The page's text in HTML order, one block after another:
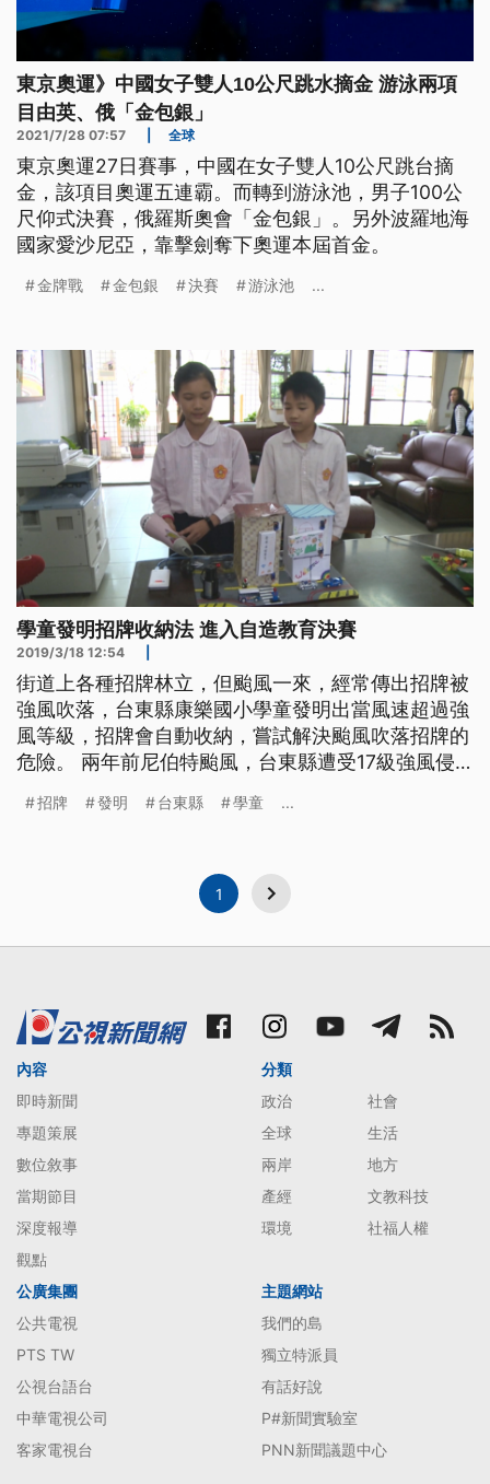
東京奧運》中國女子雙人10公尺跳水摘金 游泳兩項
目由英、俄「金包銀」
2021/7/28 07:57 全球
東京奧運27日賽事，中國在女子雙人10公尺跳台摘
金，該項目奧運五連霸。而轉到游泳池，男子100公
尺仰式決賽，俄羅斯奧會「金包銀」。另外波羅地海
國家愛沙尼亞，靠擊劍奪下奧運本屆首金。
金牌戰 金包銀 決賽 游泳池 ...
學童發明招牌收納法 進入自造教育決賽
2019/3/18 12:54
街道上各種招牌林立，但颱風一來，經常傳出招牌被
強風吹落，台東縣康樂國小學童發明出當風速超過強
風等級，招牌會自動收納，嘗試解決颱風吹落招牌的
危險。 兩年前尼伯特颱風，台東縣遭受17級強風侵
目驚心，幸好當時沒有造成民眾傷亡。 要解決招牌
明一種招牌防災裝置，利用測風速
招牌 發明 台東縣 學童 ...
1
內容
即時新聞
專題策展
數位敘事
當期節目
深度報導
觀點
分類
政治
社會
全球
生活
兩岸
地方
產經
文教科技
環境
社福人權
公廣集團
公共電視
PTS TW
公視台語台
中華電視公司
客家電視台
主題網站
我們的島
獨立特派員
有話好說
P#新聞實驗室
PNN新聞議題中心